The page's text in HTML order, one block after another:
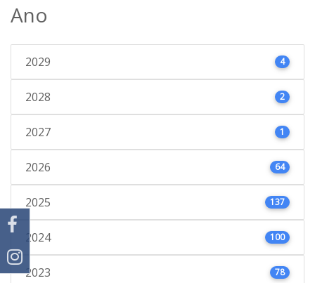
Ano
2029 4
2028 2
2027 1
2026 64
2025 137
2024 100
2023 78